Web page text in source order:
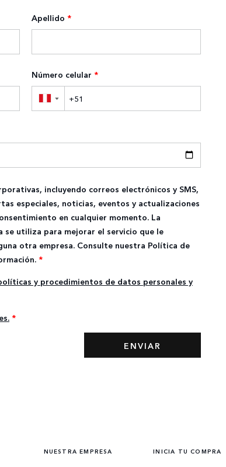
Apellido *
Número celular *
▼
incluyendo correos electrónicos y SMS,
especiales, noticias, eventos y actualizaciones
en cualquier momento. La
se utiliza para mejorar el servicio que le
otra empresa. Consulte nuestra Política de
*
y procedimientos de datos personales y
*
NUESTRA EMPRESA INICIA TU COMPRA